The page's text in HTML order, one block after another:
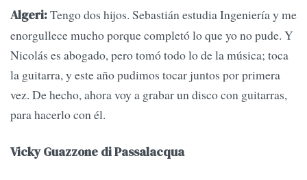
Algeri:Tengo dos hijos. Sebastián estudia Ingeniería y me
enorgullece mucho porque completó lo que yo no pude. Y
Nicolás es abogado, pero tomó todo lo de la música; toca
la guitarra, y este año pudimos tocar juntos por primera
vez. De hecho, ahora voy a grabar un disco con guitarras,
para hacerlo con él.
Vicky Guazzone di Passalacqua